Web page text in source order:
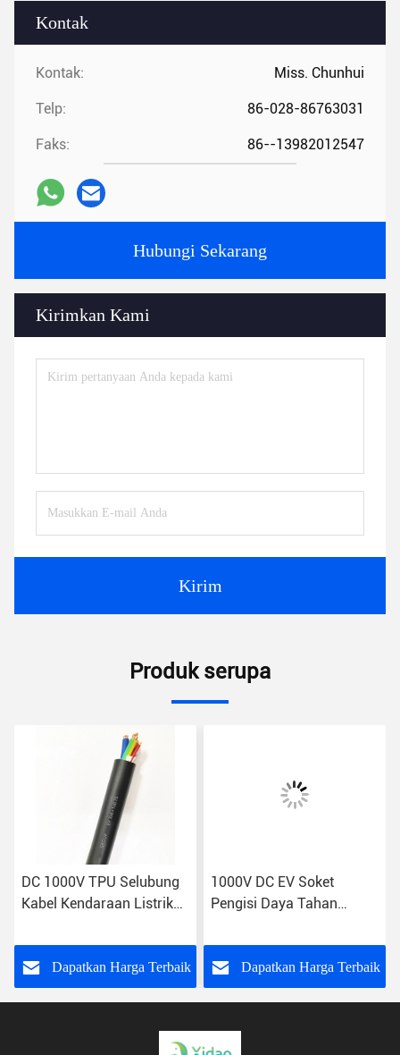
Kontak
Kontak: Miss. Chunhui
Telp: 86-028-86763031
Faks: 86--13982012547
Hubungi Sekarang
Kirimkan Kami
Kirim
Produk serupa
DC 1000V TPU Selubung
Kabel Kendaraan Listrik
Tembaga Telanjang
Dapatkan Harga Terbaik
1000V DC EV Soket
Pengisi Daya Tahan
Dapatkan Harga Terbaik